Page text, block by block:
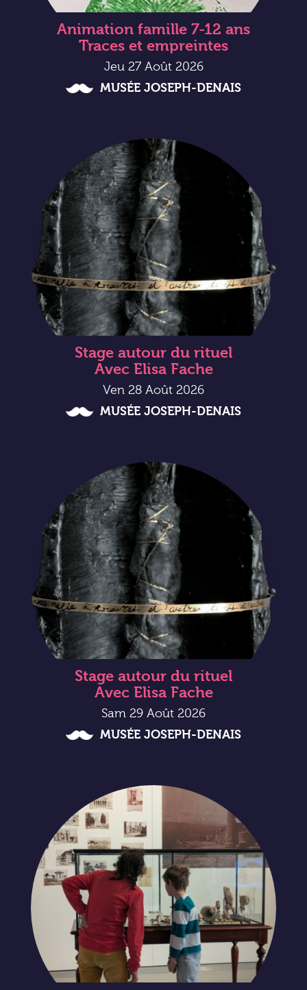
Animation famille 7-12 ans
Traces et empreintes
Jeu 27 Août 2026
MUSÉE JOSEPH-DENAIS
Stage autour du rituel
Avec Elisa Fache
Ven 28 Août 2026
MUSÉE JOSEPH-DENAIS
Stage autour du rituel
Avec Elisa Fache
Sam 29 Août 2026
MUSÉE JOSEPH-DENAIS